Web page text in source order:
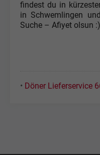
findest du in
in Schwemlingen
Suche – Afiyet olsun :)
• Döner Lieferservice